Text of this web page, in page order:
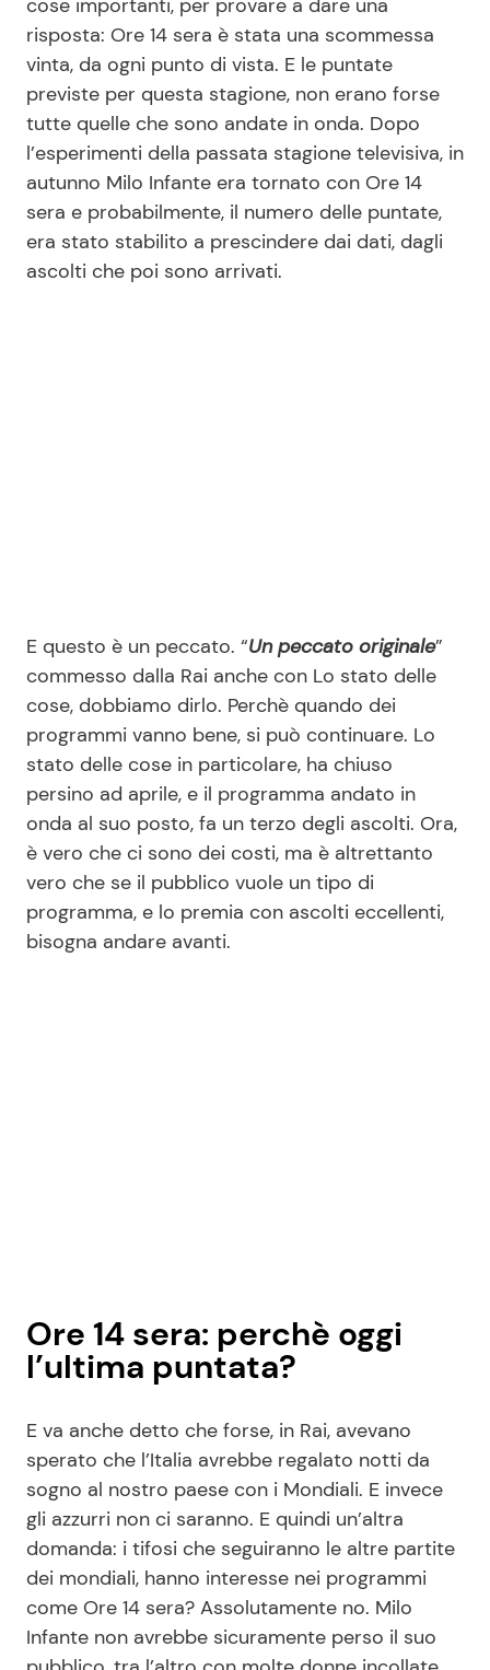
Salute
Viaggi e Turismo
Festività
Ricette Facili e Veloci
Ricette Feste
Ricette per Bambini
Seguici
Privacy Policy
cose importanti, per provare a dare una
risposta: Ore 14 sera è stata una scommessa
vinta, da ogni punto di vista. E le puntate
previste per questa stagione, non erano forse
tutte quelle che sono andate in onda. Dopo
l’esperimenti della passata stagione televisiva, in
autunno Milo Infante era tornato con Ore 14
sera e probabilmente, il numero delle puntate,
era stato stabilito a prescindere dai dati, dagli
ascolti che poi sono arrivati.
E questo è un peccato. “Un peccato originale”
commesso dalla Rai anche con Lo stato delle
cose, dobbiamo dirlo. Perchè quando dei
programmi vanno bene, si può continuare. Lo
stato delle cose in particolare, ha chiuso
persino ad aprile, e il programma andato in
onda al suo posto, fa un terzo degli ascolti. Ora,
è vero che ci sono dei costi, ma è altrettanto
vero che se il pubblico vuole un tipo di
programma, e lo premia con ascolti eccellenti,
bisogna andare avanti.
Ore 14 sera: perchè oggi
l’ultima puntata?
E va anche detto che forse, in Rai, avevano
sperato che l’Italia avrebbe regalato notti da
sogno al nostro paese con i Mondiali. E invece
gli azzurri non ci saranno. E quindi un’altra
domanda: i tifosi che seguiranno le altre partite
dei mondiali, hanno interesse nei programmi
come Ore 14 sera? Assolutamente no. Milo
Infante non avrebbe sicuramente perso il suo